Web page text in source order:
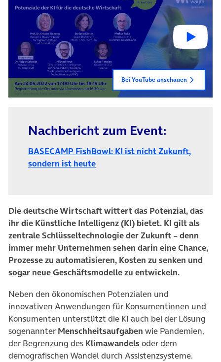
Bei YouTube anschauen
Nachbericht zum Event:
BASECAMP FishBowl: KI ist nicht Zukunft,
sondern ist heute(öffnet in neuem Tab)
Die deutsche Wirtschaft wittert das Potenzial, das
ihr die Künstliche Intelligenz (KI) bietet. KI gilt als
zentrale Schlüsseltechnologie der Zukunft – denn
immer mehr Unternehmen sehen darin eine Chance,
Prozesse zu automatisieren, Kosten zu senken und
sogar neue Geschäftsmodelle zu entwickeln.
Neben den ökonomischen Potenzialen und
innovativen Anwendungen für Konsumentinnen und
Konsumenten unterstützt die KI auch bei der Lösung
sogenannter Menschheitsaufgaben wie Pandemien,
der Begrenzung des Klimawandelsoder dem
demografischen Wandel durch Assistenzsysteme.